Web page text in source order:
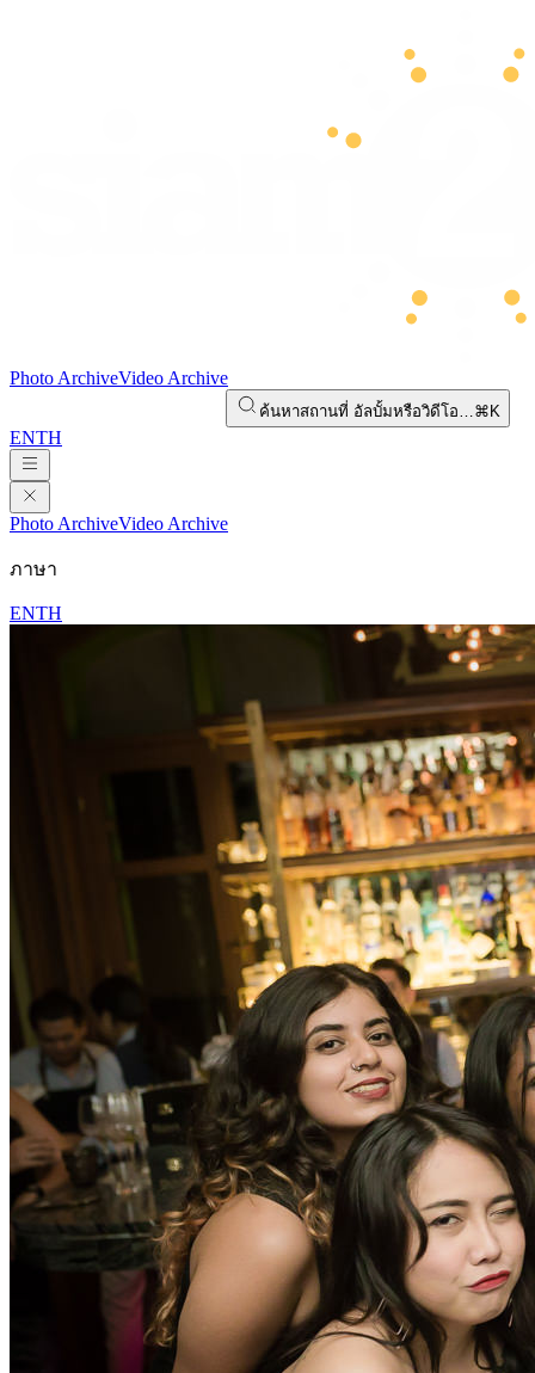
Photo ArchiveVideo Archive
ค้นหาสถานที่ อัลบั้มหรือวิดีโอ…⌘K
ENTH
Photo ArchiveVideo Archive
ภาษา
ENTH